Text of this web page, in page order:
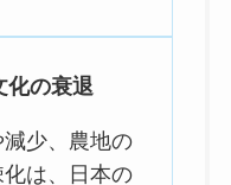
化の衰退
少、農地の
は、日本の